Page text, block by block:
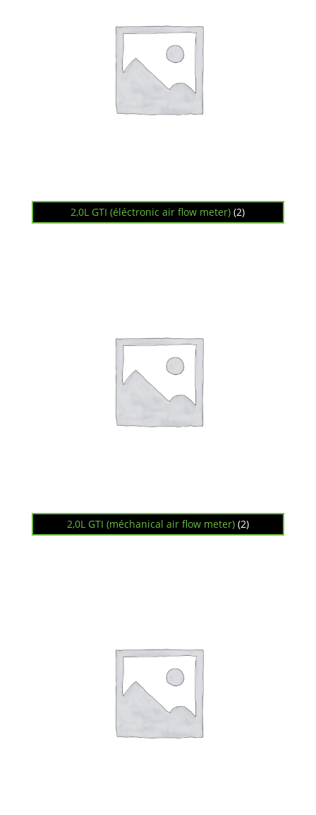
2,0L GTI (éléctronic air flow meter)(2)
2,0L GTI (méchanical air flow meter) (2)